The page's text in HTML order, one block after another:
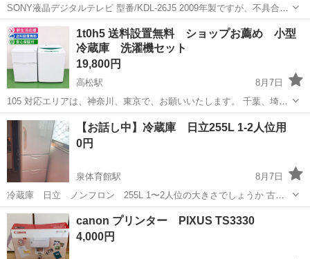
SONY液晶デジタルテレビ 型番/KDL-26J5 2009年製ですが、不具合な
く映ります。 目立つ傷もなく美品だと思います。 サイズは26型なの
で、ひとり暮らしのリビングにちょうど良いサイズ感です。 B-CASカ
ードとアン...
東京 立川市 立川南駅 テレビ
1t0h5 送料設置無料 ショップお薦め 小型
冷蔵庫 洗濯機セット
19,800円
高松駅
8月7日
105 対応エリアは、神奈川、東京で、お願いいたします。 千葉、埼玉
は、ご相談くださいませ。 ★ご挨拶★ 大人気の新生活、冷蔵庫、洗濯
機セットになります。 当ショップの冷蔵庫、洗濯機セットは、家電付
賃貸アパート、民...
東京 立川市 高松駅 生活家電 ショップ
【お話し中】冷蔵庫 日立255L 1-2人位用
0円
泉体育館駅
8月7日
冷蔵庫 日立 ノンフロン 255L 1〜2人位の大きさでしょうか 古い
ものですがまだ使えます 簡単清掃のみですので、綺麗になさって下さ
い 製氷皿がありませんのでご了承ください（勝手に氷タイプではあり
ません） 実家で使用し...
東京 立川市 泉体育館駅 キッチン家電
canon プリンター PIXUS TS3330
4,000円